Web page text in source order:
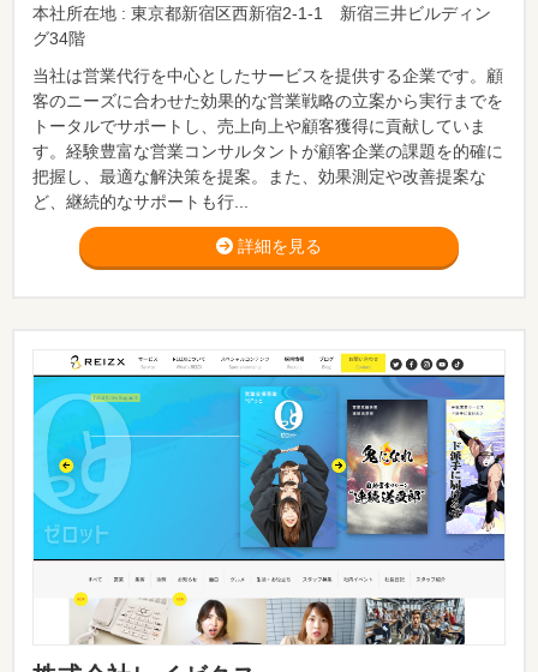
本社所在地 : 東京都新宿区西新宿2-1-1 新宿三井ビルディン
グ34階
当社は営業代行を中心としたサービスを提供する企業です。顧
客のニーズに合わせた効果的な営業戦略の立案から実行までを
トータルでサポートし、売上向上や顧客獲得に貢献していま
す。経験豊富な営業コンサルタントが顧客企業の課題を的確に
把握し、最適な解決策を提案。また、効果測定や改善提案な
ど、継続的なサポートも行...
詳細を見る